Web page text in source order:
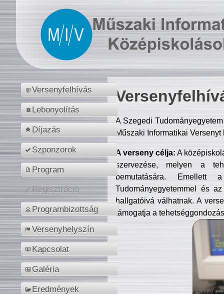
Versenyfelhívás
Lebonyolítás
Díjazás
Szponzorok
Program
Regisztráció
Programbizottság
Versenyhelyszín
Kapcsolat
Galéria
Eredmények
A Szegedi
Műszaki Informatikai
A verseny célja: A
szervezése, melyen a
bemutatására. Emellett
Tudományegyetemmel és
hallgatóivá válhatnak. A
támogatja a